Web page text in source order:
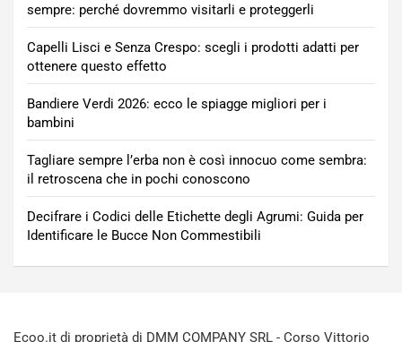
sempre: perché dovremmo visitarli e proteggerli
Capelli Lisci e Senza Crespo: scegli i prodotti adatti per
ottenere questo effetto
Bandiere Verdi 2026: ecco le spiagge migliori per i
bambini
Tagliare sempre l’erba non è così innocuo come sembra:
il retroscena che in pochi conoscono
Decifrare i Codici delle Etichette degli Agrumi: Guida per
Identificare le Bucce Non Commestibili
Ecoo.it di proprietà di DMM COMPANY SRL - Corso Vittorio